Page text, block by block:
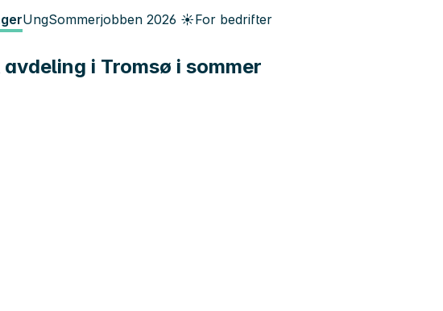
UngSommerjobben 2026 ☀️For bedrifter
i Tromsø i sommer